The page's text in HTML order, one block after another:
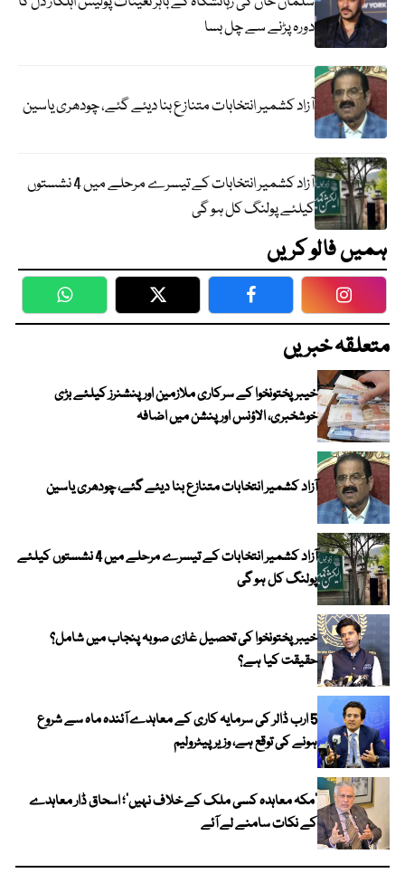
دورہ پڑنے سے چل بسا
آزاد کشمیر انتخابات متنازع بنا دیئے گئے، چودھری یاسین
آزاد کشمیر انتخابات کے تیسرے مرحلے میں 4 نشستوں
کیلئے پولنگ کل ہو گی
ہمیں فالو کریں
WhatsApp Twitter Facebook
متعلقہ خبریں
خیبرپختونخوا کے سرکاری ملازمین اور پنشنرز کیلئے بڑی
خوشخبری، الاؤنس اور پنشن میں اضافہ
آزاد کشمیر انتخابات متنازع بنا دیئے گئے، چودھری یاسین
آزاد کشمیر انتخابات کے تیسرے مرحلے میں 4 نشستوں کیلئے
پولنگ کل ہو گی
خیبر پختونخوا کی تحصیل غازی صوبہ پنجاب میں شامل؟
حقیقت کیا ہے؟
5 ارب ڈالر کی سرمایہ کاری کے معاہدے آئندہ ماہ سے شروع
ہونے کی توقع ہے، وزیر پیٹرولیم
‘مکہ معاہدہ کسی ملک کے خلاف نہیں’؛ اسحاق ڈار معاہدے
کے نکات سامنے لے آئے